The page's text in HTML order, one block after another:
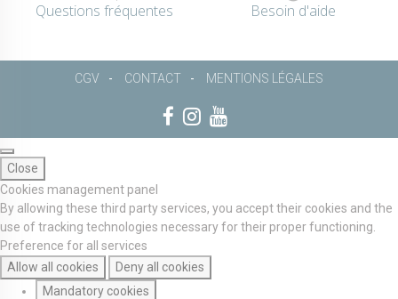
Questions fréquentes Besoin d'aide
CGV CONTACT MENTIONS LÉGALES
Close
Cookies management panel
By allowing these third party services, you accept their cookies and the
use of tracking technologies necessary for their proper functioning.
Preference for all services
Allow all cookies
Deny all cookies
Mandatory cookies